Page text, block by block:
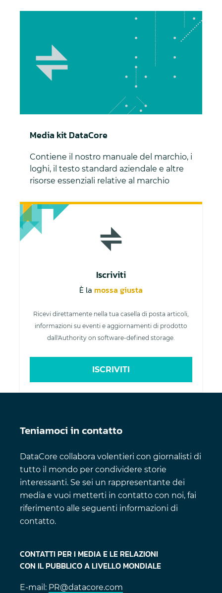
Media kit DataCore
Contiene il nostro manuale del marchio, i
loghi, il testo standard aziendale e altre
risorse essenziali relative al marchio
Iscriviti
È la mossa giusta
Ricevi direttamente nella tua casella di posta articoli,
informazioni su eventi e aggiornamenti di prodotto
dall'Authority on software-defined storage.
ISCRIVITI
Teniamoci in contatto
DataCore collabora volentieri con giornalisti di
tutto il mondo per condividere storie
interessanti. Se sei un rappresentante dei
media e vuoi metterti in contatto con noi, fai
riferimento alle seguenti informazioni di
contatto.
CONTATTI PER I MEDIA E LE RELAZIONI
CON IL PUBBLICO A LIVELLO MONDIALE
E-mail: PR@datacore.com